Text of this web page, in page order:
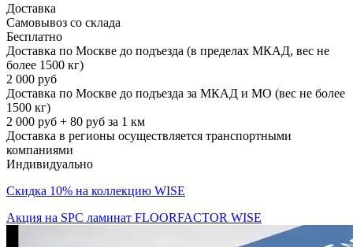
Доставка
Самовывоз со склада
Бесплатно
Доставка по Москве до подъезда (в пределах МКАД, вес не
более 1500 кг)
2 000 руб
Доставка по Москве до подъезда за МКАД и МО (вес не более
1500 кг)
2 000 руб + 80 руб за 1 км
Доставка в регионы осуществляется транспортными
компаниями
Индивидуально
Скидка 10% на коллекцию WISE
Акция на SPC ламинат FLOORFACTOR WISE